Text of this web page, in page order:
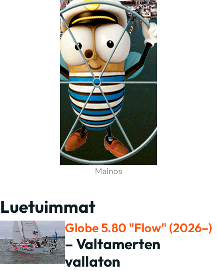
Luetuimmat
Globe 5.80 "Flow" (2026–)
– Valtamerten
vallaton